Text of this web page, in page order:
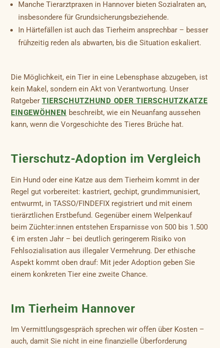
Manche Tierarztpraxen in Hannover bieten Sozialraten an,
insbesondere für Grundsicherungsbeziehende.
In Härtefällen ist auch das Tierheim ansprechbar – besser
frühzeitig reden als abwarten, bis die Situation eskaliert.
Die Möglichkeit, ein Tier in eine Lebensphase abzugeben, ist
kein Makel, sondern ein Akt von Verantwortung. Unser
RatgeberTIERSCHUTZHUND ODER TIERSCHUTZKATZE
EINGEWÖHNEN beschreibt, wie ein Neuanfang aussehen
kann, wenn die Vorgeschichte des Tieres Brüche hat.
Tierschutz-Adoption im Vergleich
Ein Hund oder eine Katze aus dem Tierheim kommt in der
Regel gut vorbereitet: kastriert, gechipt, grundimmunisiert,
entwurmt, in TASSO/FINDEFIX registriert und mit einem
tierärztlichen Erstbefund. Gegenüber einem Welpenkauf
beim Züchter:innen entstehen Ersparnisse von 500 bis 1.500
€ im ersten Jahr – bei deutlich geringerem Risiko von
Fehlsozialisation aus illegaler Vermehrung. Der ethische
Aspekt kommt oben drauf: Mit jeder Adoption geben Sie
einem konkreten Tier eine zweite Chance.
Im Tierheim Hannover
Im Vermittlungsgespräch sprechen wir offen über Kosten –
auch, damit Sie nicht in eine finanzielle Überforderung